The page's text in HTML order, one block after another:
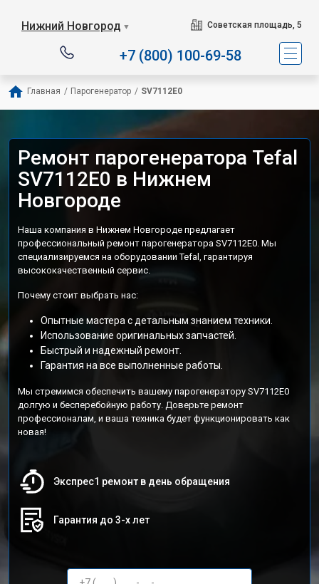
Нижний Новгород ▼ Советская площадь, 5
+7 (800) 100-69-58
Главная / Парогенератор / SV7112E0
Ремонт парогенератора Tefal
SV7112E0 в Нижнем
Новгороде
Наша компания в Нижнем Новгороде предлагает
профессиональный ремонт парогенератора SV7112E0. Мы
специализируемся на оборудовании Tefal, гарантируя
высококачественный сервис.
Почему стоит выбрать нас:
Опытные мастера с детальным знанием техники.
Использование оригинальных запчастей.
Быстрый и надежный ремонт.
Гарантия на все выполненные работы.
Мы стремимся обеспечить вашему парогенератору SV7112E0
долгую и бесперебойную работу. Доверьте ремонт
профессионалам, и ваша техника будет функционировать как
новая!
Экспрес1 ремонт в день обращения
Гарантия до 3-х лет